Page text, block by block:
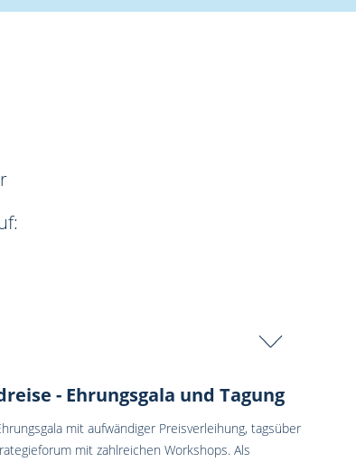
- Ehrungsgala und Tagung
mit aufwändiger Preisverleihung, tagsüber
mit zahlreichen Workshops. Als